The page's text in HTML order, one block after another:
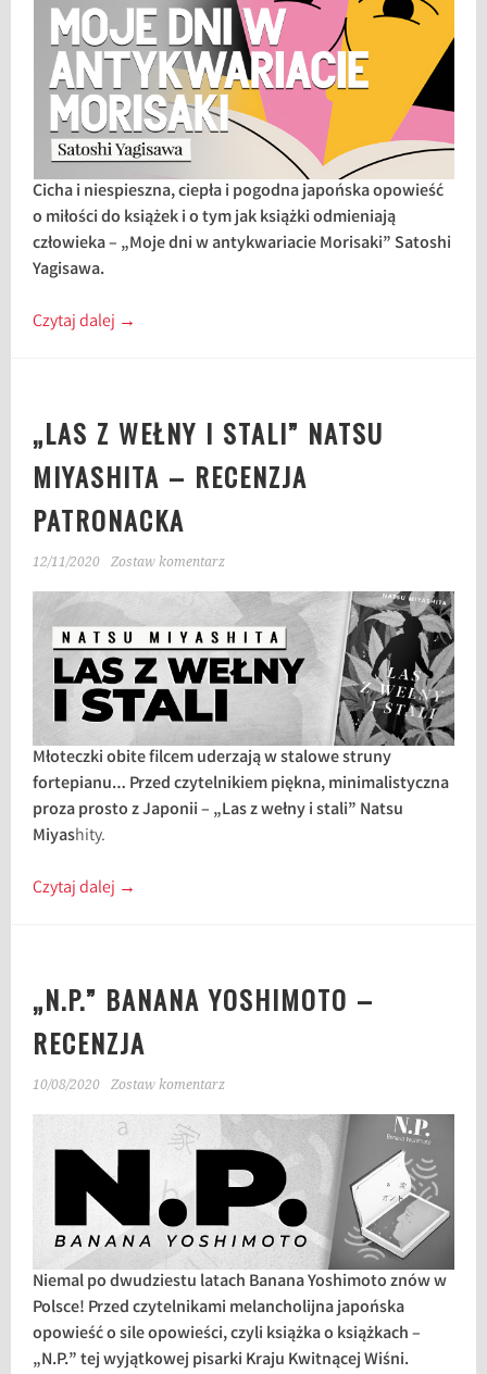
Cicha i niespieszna, ciepła i pogodna japońska opowieść
o miłości do książek i o tym jak książki odmieniają
człowieka – „Moje dni w antykwariacie Morisaki” Satoshi
Yagisawa.
Czytaj dalej →
„LAS Z WEŁNY I STALI” NATSU
MIYASHITA – RECENZJA
PATRONACKA
12/11/2020 Zostaw komentarz
Młoteczki obite filcem uderzają w stalowe struny
fortepianu… Przed czytelnikiem piękna, minimalistyczna
proza prosto z Japonii – „Las z wełny i stali” Natsu
Miyashity.
Czytaj dalej →
„N.P.” BANANA YOSHIMOTO –
RECENZJA
10/08/2020 Zostaw komentarz
Niemal po dwudziestu latach Banana Yoshimoto znów w
Polsce! Przed czytelnikami melancholijna japońska
opowieść o sile opowieści, czyli książka o książkach –
„N.P.” tej wyjątkowej pisarki Kraju Kwitnącej Wiśni.